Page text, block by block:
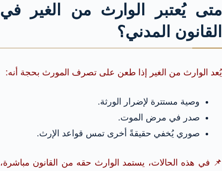
متى يُعتبر الوارث من الغير في
القانون المدني؟
يُعد الوارث من الغير إذا طعن على تصرف المورث بحجة أنه:
وصية مستترة لإضرار الورثة.
صدر في مرض الموت.
صوري يُخفي حقيقةً أخرى تمس قواعد الإرث.
📌 في هذه الحالات، يستمد الوارث حقه من القانون مباشرة،